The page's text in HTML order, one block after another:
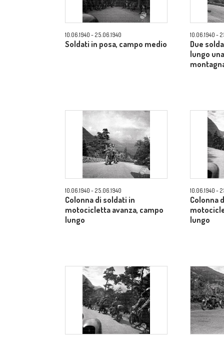
10.06.1940 - 25.06.1940
Soldati in posa, campo medio
10.06.1940 -
Due
lungo
10.06.1940 - 25.06.1940
Colonna di soldati in
motocicletta avanza, campo
lungo
10.06.1940 -
Colonna
lungo